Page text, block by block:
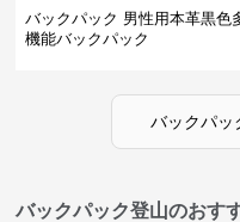
バックパック 男性用本革黒色
機能バックパック
バックパッ
バックパック登山のおす